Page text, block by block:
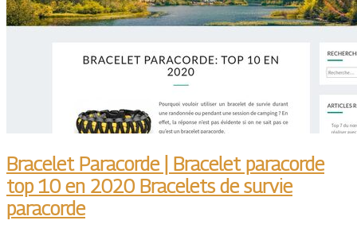
Bracelet Paracorde | Bracelet paracorde
top 10 en 2020 Bracelets de survie
paracorde